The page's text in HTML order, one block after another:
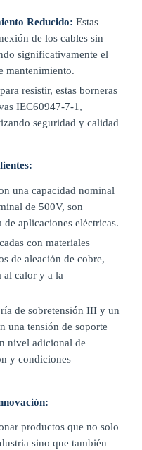
Reducido: Estas
de los cables sin
significativamente el
mantenimiento.
resistir, estas borneras
IEC60947-7-1,
seguridad y calidad
una capacidad nominal
de 500V, son
de aplicaciones eléctricas.
con materiales
de aleación de cobre,
al calor y a la
de sobretensión III y un
una tensión de soporte
nivel adicional de
y condiciones
productos que no solo
sino que también